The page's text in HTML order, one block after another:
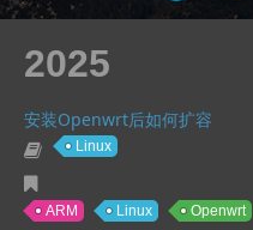
2025
安装Openwrt后如何扩容
Linux
ARM Linux Openwrt